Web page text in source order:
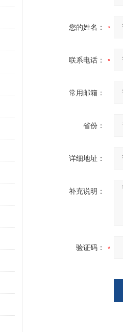
您的姓名：
联系电话：
常用邮箱：
省份：
详细地址：
补充说明：
验证码：